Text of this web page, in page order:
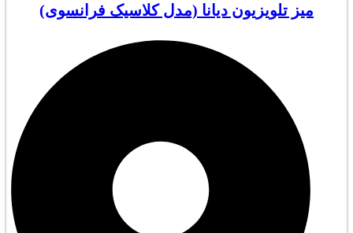
میز تلویزیون دیانا (مدل کلاسیک فرانسوی)